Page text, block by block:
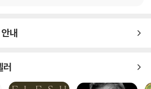
되는 전체주의를 경계하라는 조지 오웰의 살벌한
내
러